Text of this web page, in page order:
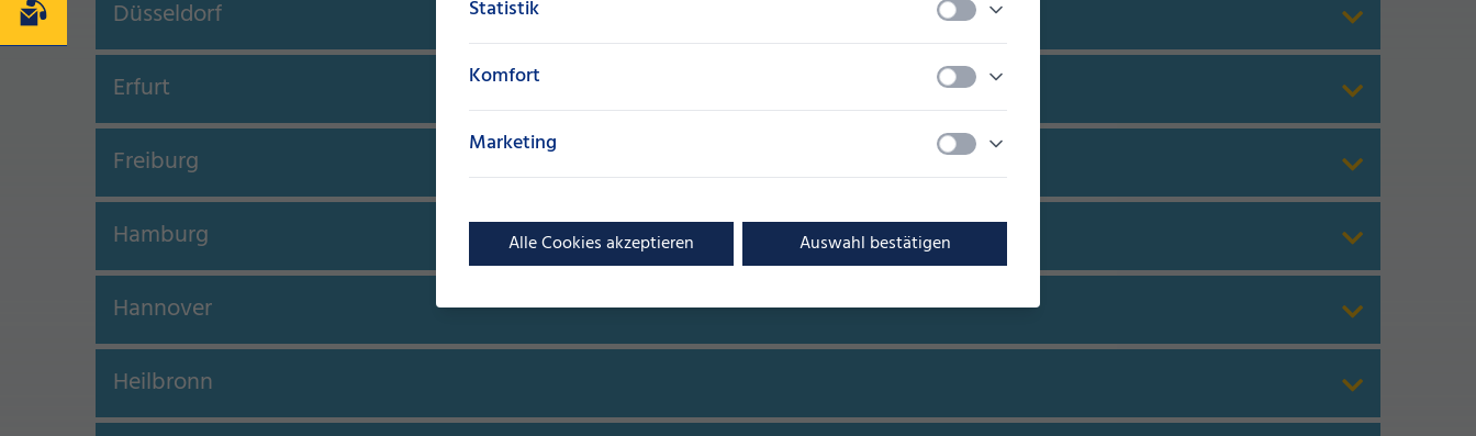
Statistik
Komfort
Marketing
Alle Cookies akzeptieren Auswahl bestätigen
KontaktDüsseldorf
Erfurt
Freiburg
Hamburg
Hannover
Heilbronn